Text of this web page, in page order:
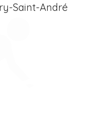
Saint-André